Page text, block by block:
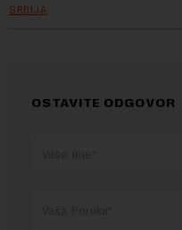
SRBIJA
OSTAVITE ODGOVOR